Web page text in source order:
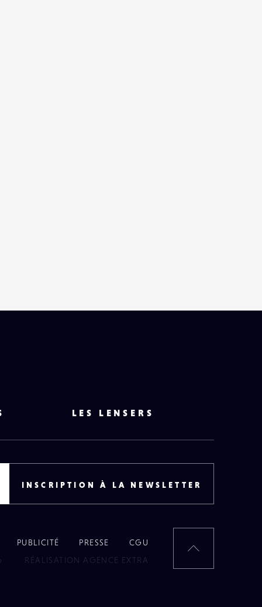
LES LENSERS
INSCRIPTION À LA NEWSLETTER
PUBLICITÉ PRESSE
CGU
RÉALISATION AGENCE EXTRA